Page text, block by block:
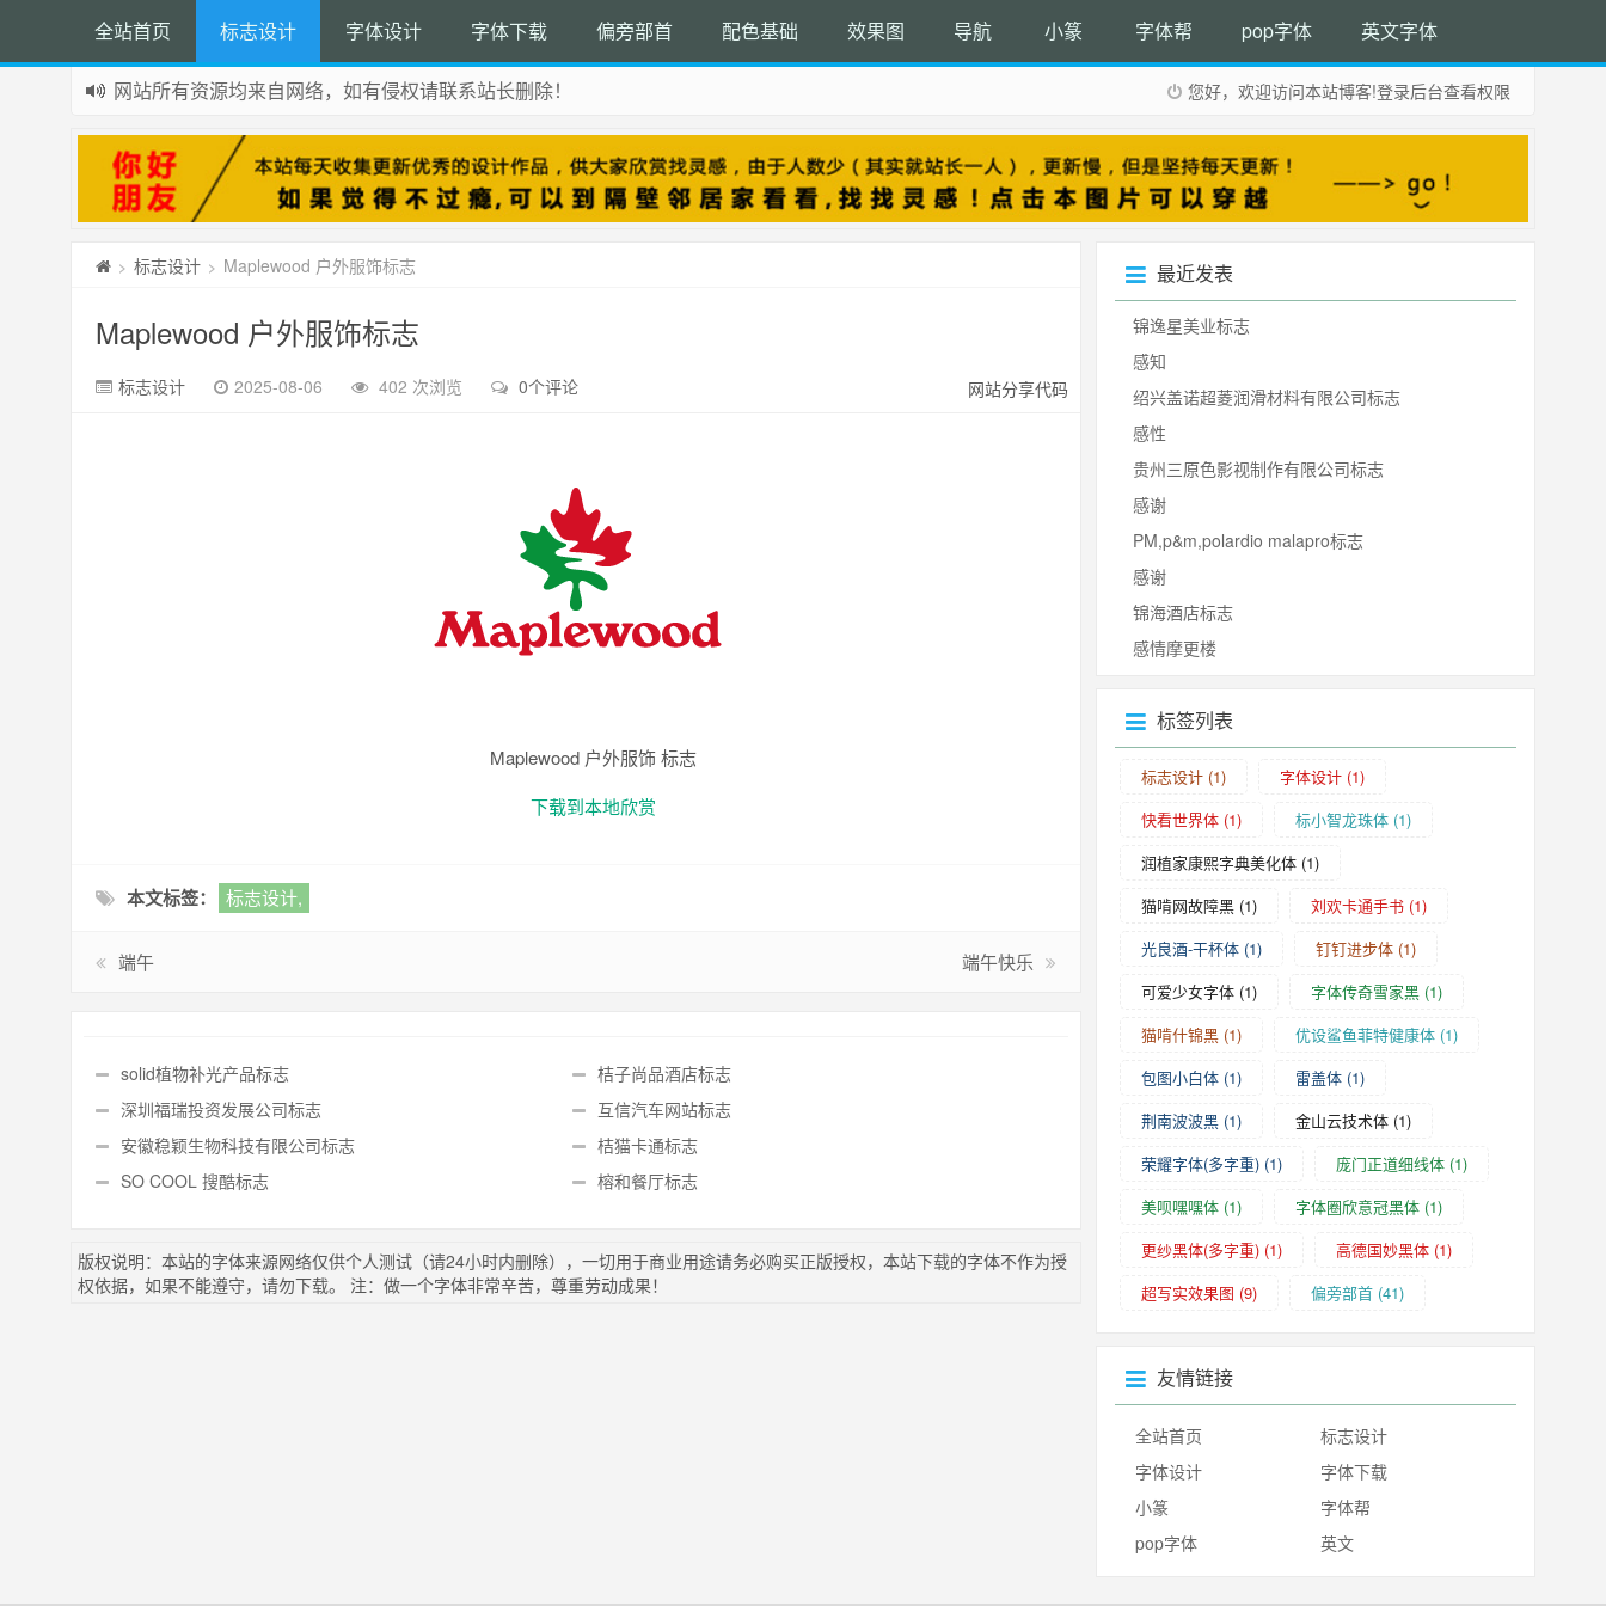
全站首页 标志设计 字体设计 字体下载 偏旁部首 配色基础 效果图 导航 小篆 字体帮 pop字体 英文字体
您好，欢迎访问本站博客!登录后台查看权限
网站所有资源均来自网络，如有侵权请联系站长删除！
> 标志设计 > Maplewood 户外服饰标志
Maplewood 户外服饰标志
标志设计 2025-08-06 402 次浏览 0个评论 网站分享代码
Maplewood 户外服饰 标志
下载到本地欣赏
本文标签： 标志设计,
端午 端午快乐
solid植物补光产品标志
桔子尚品酒店标志
深圳福瑞投资发展公司标志
互信汽车网站标志
安徽稳颖生物科技有限公司标志
桔猫卡通标志
SO COOL 搜酷标志
榕和餐厅标志
版权说明：本站的字体来源网络仅供个人测试（请24小时内删除），一切用于商业用途请务必购买正版授权，本站下载的字体不作为授
权依据，如果不能遵守，请勿下载。 注：做一个字体非常辛苦，尊重劳动成果！
最近发表
锦逸星美业标志
感知
绍兴盖诺超菱润滑材料有限公司标志
感性
贵州三原色影视制作有限公司标志
感谢
PM,p&m,polardio malapro标志
感谢
锦海酒店标志
感情摩更楼
标签列表
标志设计 (1) 字体设计 (1)
快看世界体 (1) 标小智龙珠体 (1)
润植家康熙字典美化体 (1)
猫啃网故障黑 (1) 刘欢卡通手书 (1)
光良酒-干杯体 (1) 钉钉进步体 (1)
可爱少女字体 (1) 字体传奇雪家黑 (1)
猫啃什锦黑 (1) 优设鲨鱼菲特健康体 (1)
包图小白体 (1) 雷盖体 (1)
荆南波波黑 (1) 金山云技术体 (1)
荣耀字体(多字重) (1) 庞门正道细线体 (1)
美呗嘿嘿体 (1) 字体圈欣意冠黑体 (1)
更纱黑体(多字重) (1) 高德国妙黑体 (1)
超写实效果图 (9) 偏旁部首 (41)
友情链接
全站首页
标志设计
字体设计
字体下载
小篆
字体帮
pop字体
英文